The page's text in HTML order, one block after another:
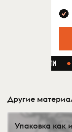
Другие
Упаковка как